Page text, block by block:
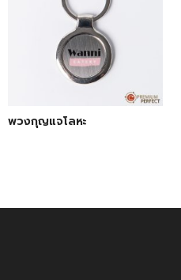
พวงกุญแจโลหะ